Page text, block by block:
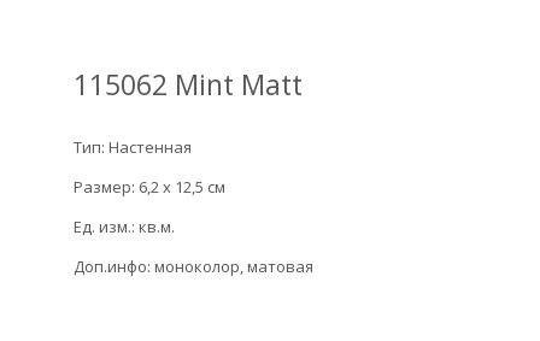
115062 Mint Matt
Тип: Настенная
Размер: 6,2 x 12,5 см
Ед. изм.: кв.м.
Доп.инфо: моноколор, матовая